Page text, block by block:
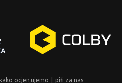
kako ocjenjujemo piši za nas